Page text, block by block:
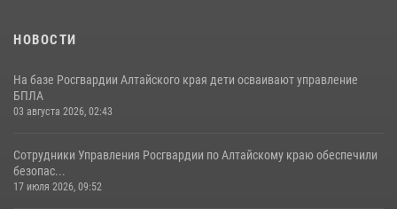
НОВОСТИ
На базе Росгвардии Алтайского края дети осваивают управление
БПЛА
03 августа 2026, 02:43
Сотрудники Управления Росгвардии по Алтайскому краю обеспечили
безопас...
17 июля 2026, 09:52